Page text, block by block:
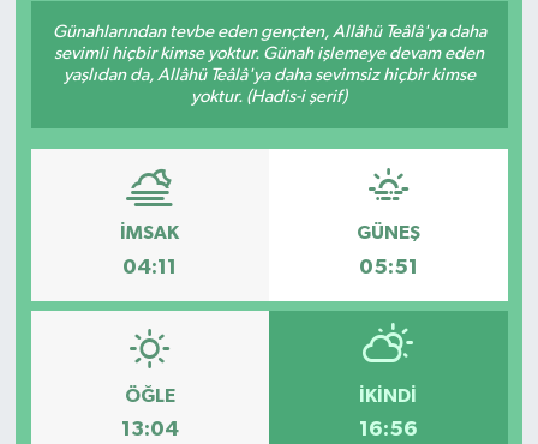
Günahlarından tevbe eden gençten, Allâhü Teâlâ'ya daha
sevimli hiçbir kimse yoktur. Günah işlemeye devam eden
yaşlıdan da, Allâhü Teâlâ'ya daha sevimsiz hiçbir kimse
yoktur. (Hadis-i şerif)
İMSAK
04:11
GÜNEŞ
05:51
ÖĞLE
13:04
İKINDI
16:56